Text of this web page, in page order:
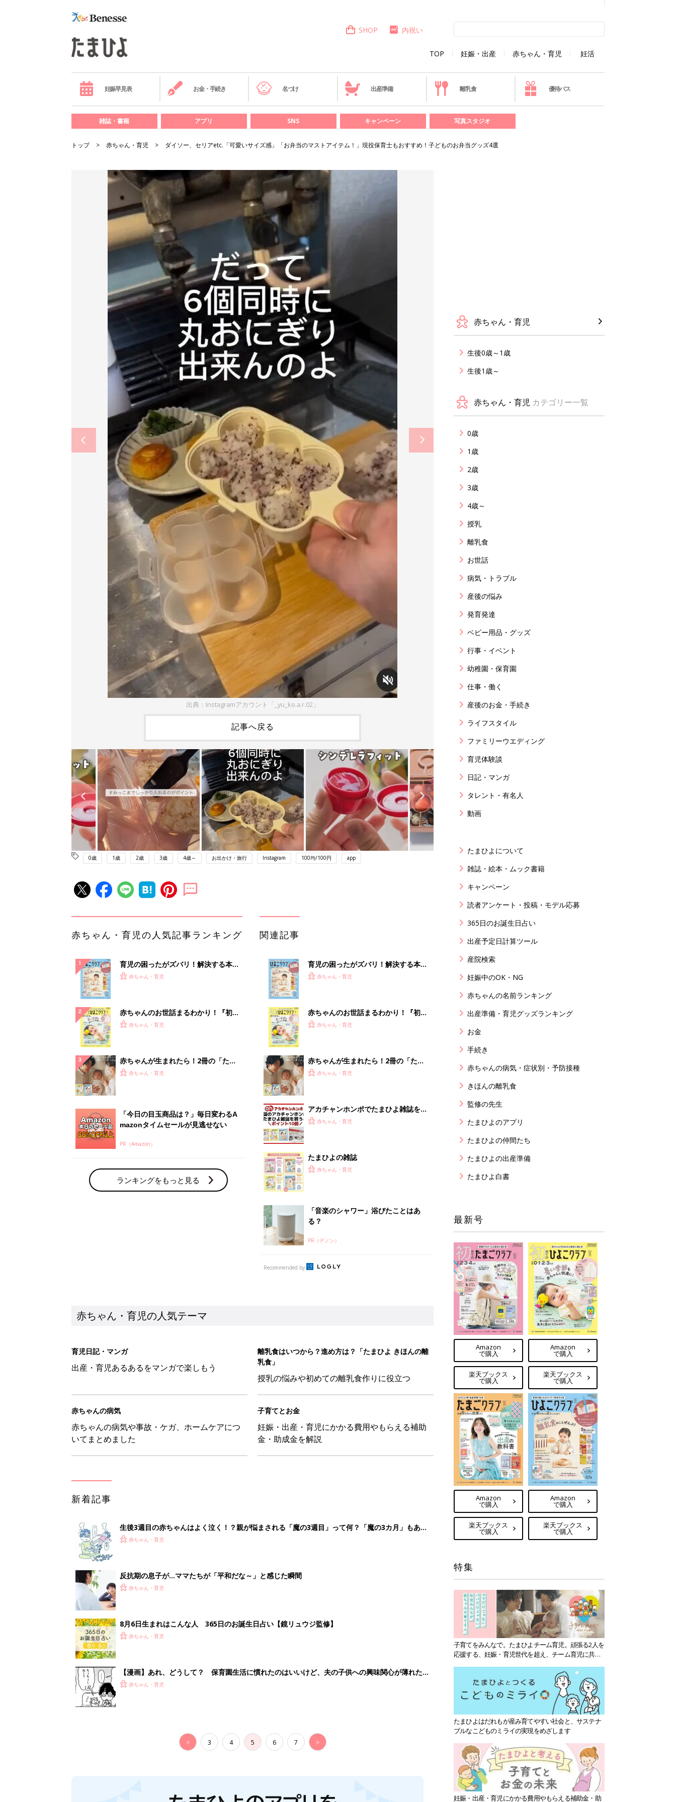
TOP 妊娠・出産 赤ちゃん・育児 妊活
SHOP 内祝い
妊娠早見表 お金・手続き 名づけ 出産準備 離乳食 優待パス
雑誌・書籍 アプリ SNS キャンペーン 写真スタジオ
トップ 赤ちゃん・育児 ダイソー、セリアetc.「可愛いサイズ感」「お弁当のマストアイテム！」現役保育士もおすすめ！子どものお弁当グッズ4選
出典：Instagramアカウント「_yu_ko.a.r.02」
記事へ戻る
0歳 1歳 2歳 3歳 4歳～ お出かけ・旅行 Instagram 100均/100円 app
赤ちゃん・育児の人気記事ランキング
育児の困ったがズバリ！解決する本
『ひよこクラブ 秋号』 4カ月～2才
赤ちゃん・育児
赤ちゃんのお世話まるわかり！『初め
てのひよこクラブ 夏号』〈巻頭大特
赤ちゃん・育児
赤ちゃんが生まれたら！2冊の「たま
ひよ」
赤ちゃん・育児
「今日の目玉商品は？」毎日変わるA
mazonタイムセールが見逃せない
PR（Amazon）
ランキングをもっと見る
関連記事
育児の困ったがズバリ！解決する本
『ひよこクラブ 秋号』 4カ月～2才
赤ちゃん・育児
赤ちゃんのお世話まるわかり！『初め
てのひよこクラブ 夏号』〈巻頭大特
赤ちゃん・育児
赤ちゃんが生まれたら！2冊の「たま
ひよ」
赤ちゃん・育児
アカチャンホンポでたまひよ雑誌を買
うとポイント10倍【期間限定】
赤ちゃん・育児
たまひよの雑誌
赤ちゃん・育児
「音楽のシャワー」浴びたことはあ
る？
PR（デノン）
Recommended by
赤ちゃん・育児の人気テーマ
育児日記・マンガ
出産・育児あるあるをマンガで楽しもう
離乳食はいつから？進め方は？「たまひよ きほんの離
乳食」
授乳の悩みや初めての離乳食作りに役立つ
赤ちゃんの病気
赤ちゃんの病気や事故・ケガ、ホームケアにつ
いてまとめました
子育てとお金
妊娠・出産・育児にかかる費用やもらえる補助
金・助成金を解説
新着記事
生後3週目の赤ちゃんはよく泣く！？親が悩まされる「魔の3週目」って何？「魔の3カ月」もある
って本当？【専門家】
赤ちゃん・育児
反抗期の息子が...ママたちが「平和だな～」と感じた瞬間
赤ちゃん・育児
8月6日生まれはこんな人 365日のお誕生日占い【鏡リュウジ監修】
赤ちゃん・育児
【漫画】あれ、どうして？ 保育園生活に慣れたのはいいけど、夫の子供への興味関心が薄れた気
がする……！『ふうふう子育て ＃91』
赤ちゃん・育児
< 3 4 5 6 7 >
赤ちゃん・育児
生後0歳～1歳
生後1歳～
赤ちゃん・育児 カテゴリー一覧
0歳
1歳
2歳
3歳
4歳～
授乳
離乳食
お世話
病気・トラブル
産後の悩み
発育発達
ベビー用品・グッズ
行事・イベント
幼稚園・保育園
仕事・働く
産後のお金・手続き
ライフスタイル
ファミリーウエディング
育児体験談
日記・マンガ
タレント・有名人
動画
たまひよについて
雑誌・絵本・ムック書籍
キャンペーン
読者アンケート・投稿・モデル応募
365日のお誕生日占い
出産予定日計算ツール
産院検索
妊娠中のOK・NG
赤ちゃんの名前ランキング
出産準備・育児グッズランキング
お金
手続き
赤ちゃんの病気・症状別・予防接種
きほんの離乳食
監修の先生
たまひよのアプリ
たまひよの仲間たち
たまひよの出産準備
たまひよ白書
最新号
Amazon
で購入
楽天ブックス
で購入
Amazon
で購入
楽天ブックス
で購入
Amazon
で購入
楽天ブックス
で購入
Amazon
で購入
楽天ブックス
で購入
特集
子育てをみんなで。たまひよチーム育児。頑張る2人を
応援する、妊娠・育児世代を超え、チーム育児に共感
たまひよはだれもが産み育てやすい社会と、サステナ
ブルなこどものミライの実現をめざします
妊娠・出産・育児にかかる費用やもらえる補助金・助